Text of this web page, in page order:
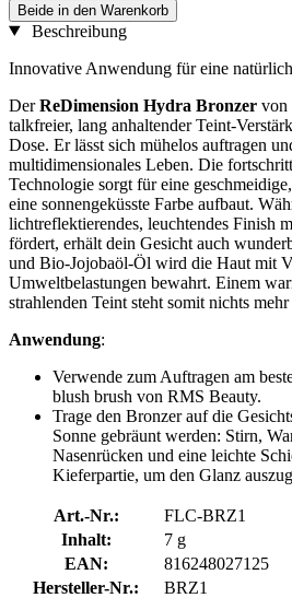
Beide in den Warenkorb
Beschreibung
Innovative Anwendung für eine
DerReDimension Hydra Bronzer von
talkfreier, lang anhaltender Teint-
Dose. Er lässt sich mühelos auftragen
multidimensionales Leben. Die
Technologie sorgt für eine
eine sonnengeküsste Farbe aufbaut.
lichtreflektierendes, leuchtendes Finish
fördert, erhält dein Gesicht auch
und Bio-Jojobaöl-Öl wird die Haut mit
Umweltbelastungen bewahrt. Einem
strahlenden Teint steht somit nichts mehr
Anwendung:
Verwende zum Auftragen am
blush brush von RMS Beauty.
Trage den Bronzer auf die
Sonne gebräunt werden: Stirn,
Nasenrücken und eine leichte
Kieferpartie, um den Glanz
Art.-Nr.:
FLC-BRZ1
Inhalt:
7 g
EAN:
816248027125
Hersteller-Nr.:
BRZ1